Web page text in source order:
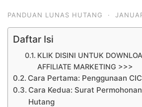
PANDUAN LUNAS HUTANG ·
Daftar Isi
KLIK DISINI UNTUK
AFFILIATE MARKETING >>>
Cara Pertama: Penggunaan
Cara Kedua: Surat
Hutang